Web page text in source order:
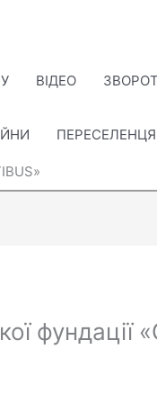
ВІДЕО
фундації